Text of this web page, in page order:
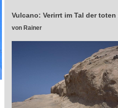
Vulcano: Verirrt im Tal der toten
von Rainer